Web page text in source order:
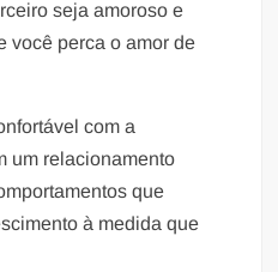
seja amoroso e
você perca o amor de
com a
um relacionamento
que
à medida que